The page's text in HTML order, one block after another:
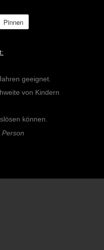
Pinnen
geeignet.
von Kindern
können.
Person